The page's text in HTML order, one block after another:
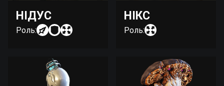
НІДУС
Роль:
НІКС
Роль: